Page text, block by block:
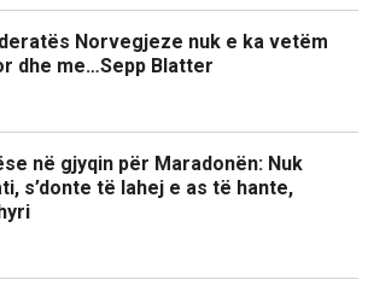
Norvegjeze nuk e ka vetëm
dhe me…Sepp Blatter
në gjyqin për Maradonën: Nuk
s’donte të lahej e as të hante,